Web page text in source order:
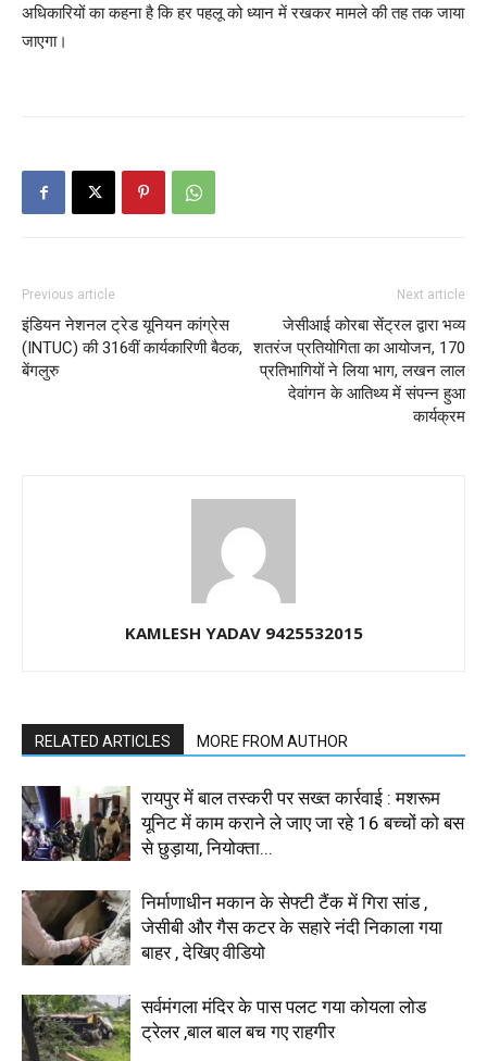
अधिकारियों का कहना है कि हर पहलू को ध्यान में रखकर मामले की तह तक जाया
जाएगा।
Previous article
इंडियन नेशनल ट्रेड यूनियन कांग्रेस
(INTUC) की 316वीं कार्यकारिणी बैठक,
बेंगलुरु
Next article
जेसीआई कोरबा सेंट्रल द्वारा भव्य
शतरंज प्रतियोगिता का आयोजन, 170
प्रतिभागियों ने लिया भाग, लखन लाल
देवांगन के आतिथ्य में संपन्न हुआ
कार्यक्रम
KAMLESH YADAV 9425532015
RELATED ARTICLES MORE FROM AUTHOR
रायपुर में बाल तस्करी पर सख्त कार्रवाई : मशरूम
यूनिट में काम कराने ले जाए जा रहे 16 बच्चों को बस
से छुड़ाया, नियोक्ता...
निर्माणाधीन मकान के सेफ्टी टैंक में गिरा सांड ,
जेसीबी और गैस कटर के सहारे नंदी निकाला गया
बाहर , देखिए वीडियो
सर्वमंगला मंदिर के पास पलट गया कोयला लोड
ट्रेलर ,बाल बाल बच गए राहगीर